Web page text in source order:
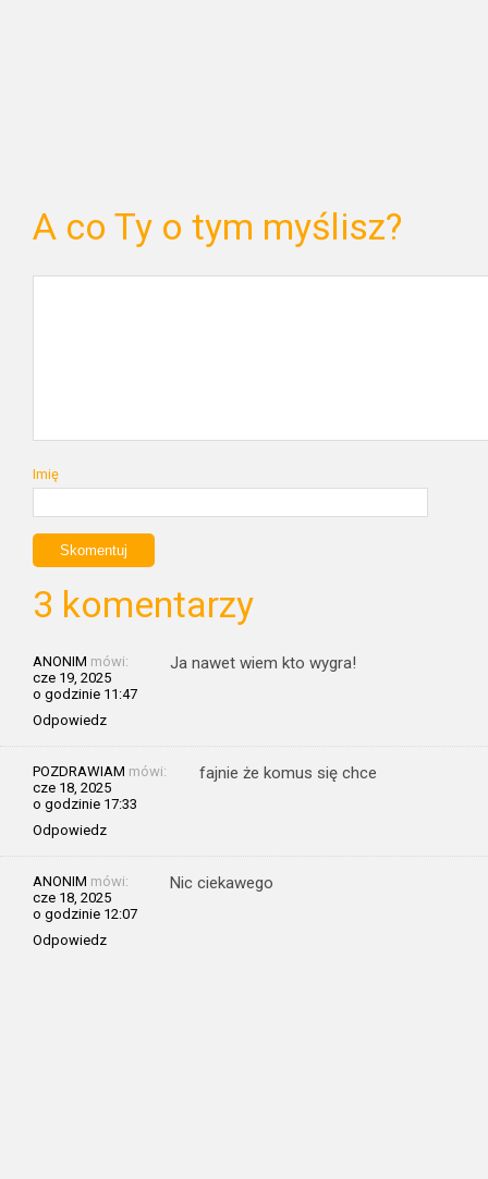
A co Ty o tym myślisz?
Imię
3 komentarzy
ANONIM mówi:
cze 19, 2025
o godzinie 11:47
Odpowiedz
Ja nawet wiem kto wygra!
POZDRAWIAM mówi:
cze 18, 2025
o godzinie 17:33
Odpowiedz
fajnie że komus się chce
ANONIM mówi:
cze 18, 2025
o godzinie 12:07
Odpowiedz
Nic ciekawego